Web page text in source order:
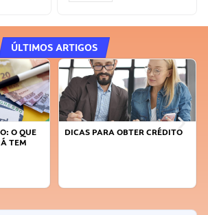
ÚLTIMOS ARTIGOS
CRÉDITO
FAÇA A DIFERENÇA: SEJA